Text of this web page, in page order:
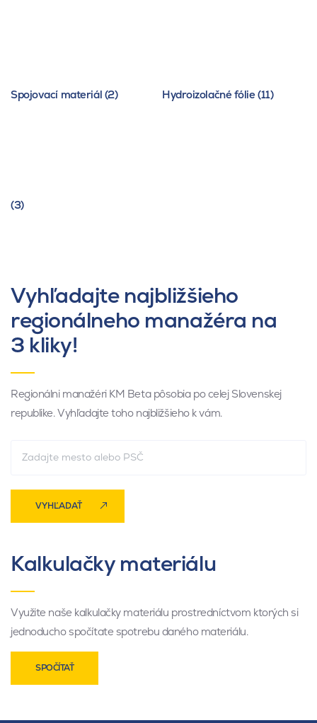
Spojovací materiál (2) Hydroizolačné fólie (11)
(3)
Vyhľadajte najbližšieho
regionálneho manažéra na
3 kliky!
Regionálni manažéri KM Beta pôsobia po celej Slovenskej
republike. Vyhľadajte toho najbližšieho k vám.
VYHĽADAŤ
Kalkulačky materiálu
Využite naše kalkulačky materiálu prostredníctvom ktorých si
jednoducho spočítate spotrebu daného materiálu.
SPOČÍTAŤ